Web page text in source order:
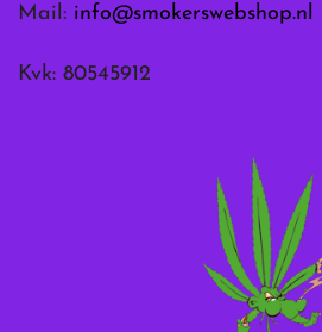
Mail: info@smokerswebshop.nl
Kvk: 80545912